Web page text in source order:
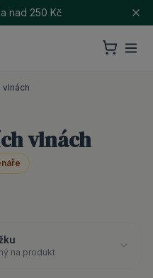
nad 250 Kč
vlnách
vlnách
na produkt